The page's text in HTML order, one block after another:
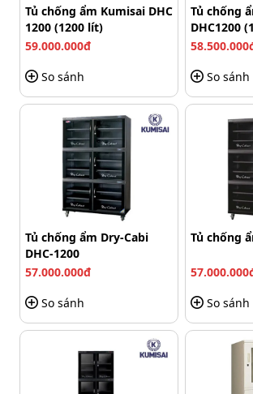
Tay nắm tủ chống ẩm FujiE
Đặc biệt, cửa tủ còn được trang bị hệ
su bao quanh, giúp đảm bảo kín hơi và
độ ẩm vào tủ khi đóng cửa, đồng
chắc chắn mỗi khi sử dụng.
3. Dễ dùng
Tủ chống ẩm Kumisai DHC
1200 (1200 lít)
59.000.000đ
So sánh
Tủ chống
DHC1200
So sánh
Tủ chống ẩm Dry-Cabi
DHC-1200
57.000.000đ
So sánh
Tủ chống
So sánh